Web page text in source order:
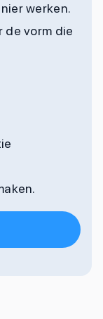
werken.
de vorm die